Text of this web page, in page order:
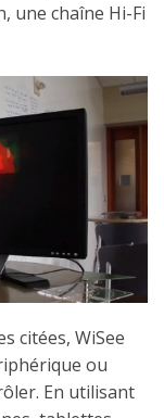
une chaîne Hi-Fi
citées, WiSee
ou
En utilisant